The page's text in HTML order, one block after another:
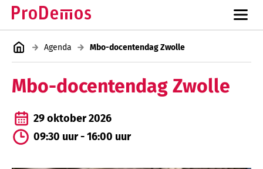
Agenda Mbo-docentendag Zwolle
Mbo-docentendag Zwolle
29 oktober 2026
09:30 uur - 16:00 uur